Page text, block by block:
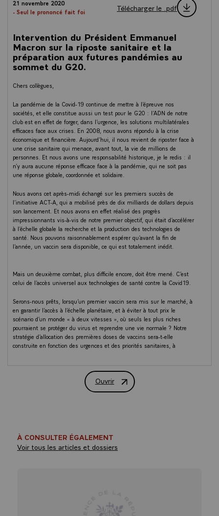
21 novembre 2020
- Seul le prononcé fait foi
Télécharger le .pdf
Intervention du Président Emmanuel
Macron sur la riposte sanitaire et la
préparation aux futures pandémies au
sommet du G20.
Chers collègues,
La pandémie de la Covid-19 continue de mettre à l’épreuve nos
sociétés, et elle constitue aussi un test pour le G20 : l’ADN de notre
club est en effet de forger, dans l’urgence, les solutions multilatérales
efficaces face aux crises. En 2008, nous avons répondu à la crise
économique et financière. Aujourd’hui, il nous revient de riposter face à
une crise sanitaire qui menace, avant tout, la vie de millions de
personnes. Et nous avons une responsabilité historique, je le redis : il
n’y aura aucune réponse efficace face à la pandémie, qui ne soit pas
une réponse globale, coordonnée et solidaire.
Nous avons cet après-midi échangé sur les premiers succès de
l’initiative ACT-A, qui a mobilisé près de dix milliards de dollars depuis
son lancement. Et nous avons en effet réalisé des progrès
impressionnants vis-à-vis de notre premier objectif, qui était d’accélérer
à l’échelle globale la recherche et la production des technologies de
santé. Nous pouvons raisonnablement espérer qu’avant la fin de
l’année, un vaccin sera disponible, ce qui est totalement inédit.
Mais un deuxième combat, plus difficile encore, doit être mené. C’est
celui de l’accès universel aux technologies de santé contre la Covid19.
Serons-nous prêts, lorsqu’un premier vaccin sera mis sur le marché, à
en garantir l’accès à l’échelle planétaire, et à éviter à tout prix le
scénario d’un monde « à deux vitesses », où seuls les plus riches
pourraient se protéger du virus et reprendre une vie normale ? Notre
stratégie d’allocation des premières doses de vaccins sera-t-elle
construite en fonction des urgences et des priorités sanitaires, à
ensemble, ou répondra-t-elle à des logiques d’influence, des intérêts
financiers, des égoïsmes nationaux ?
territoires, toutes les industries capables de produire à l’échelle, les
technologies de santé contre la Covid19. Nous serons donc jugés au
résultat.
faut donc continuer. Et je vous propose de concevoir ensemble un
Ouvrir
Intervention du Président Emmanuel
À CONSULTER ÉGALEMENT
Voir tous les articles et dossiers